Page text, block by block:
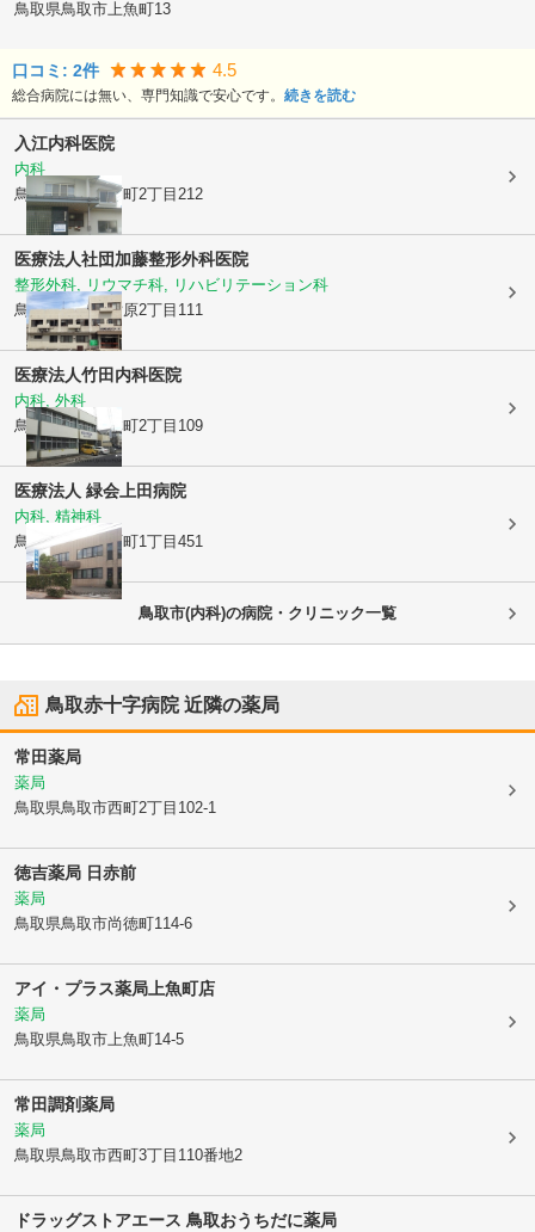
鳥取県鳥取市上魚町13
口コミ: 2件 4.5
総合病院には無い、専門知識で安心です。 続きを読む
入江内科医院
内科
鳥取県鳥取市西町2丁目212
医療法人社団加藤整形外科医院
整形外科, リウマチ科, リハビリテーション科
鳥取県鳥取市片原2丁目111
医療法人竹田内科医院
内科, 外科
鳥取県鳥取市本町2丁目109
医療法人 緑会上田病院
内科, 精神科
鳥取県鳥取市西町1丁目451
鳥取市(内科)の病院・クリニック一覧
鳥取赤十字病院近隣の薬局
常田薬局
薬局
鳥取県鳥取市西町2丁目102-1
徳吉薬局 日赤前
薬局
鳥取県鳥取市尚徳町114-6
アイ・プラス薬局上魚町店
薬局
鳥取県鳥取市上魚町14-5
常田調剤薬局
薬局
鳥取県鳥取市西町3丁目110番地2
ドラッグストアエース 鳥取おうちだに薬局